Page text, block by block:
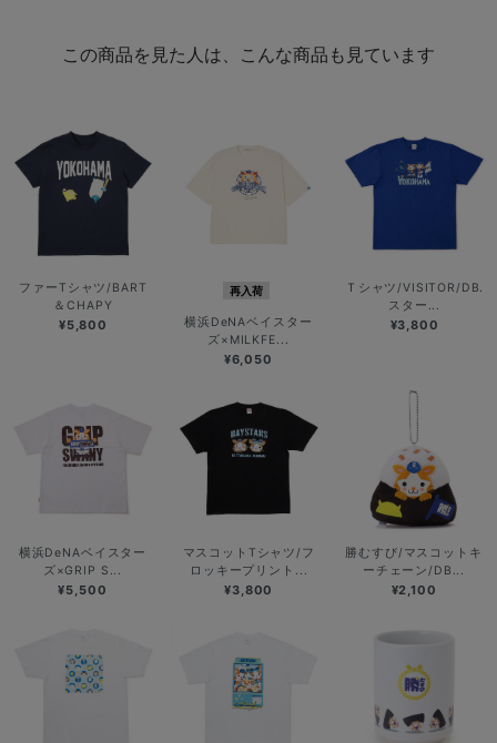
この商品を見た人は、こんな商品も見ています
ファーTシャツ/BART
＆CHAPY
¥5,800
再入荷
横浜DeNAベイスター
ズ×MILKFE...
¥6,050
Ｔシャツ/VISITOR/DB.
スター...
¥3,800
横浜DeNAベイスター
ズ×GRIP S...
¥5,500
マスコットTシャツ/フ
ロッキープリント...
¥3,800
勝むすび/マスコットキ
ーチェーン/DB...
¥2,100